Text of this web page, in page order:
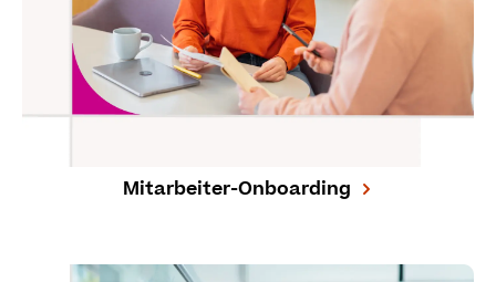
Mitarbeiter-Onboarding